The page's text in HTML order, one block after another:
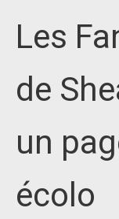
Les
de
un
écolo